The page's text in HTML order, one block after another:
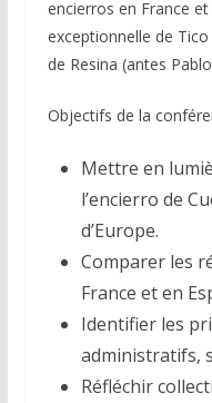
encierros en France
exceptionnelle de
de Resina (antes
Objectifs de la
Mettre en
l’encierro de
d’Europe.
Comparer les
France et en
Identifier les
administratifs,
Réfléchir